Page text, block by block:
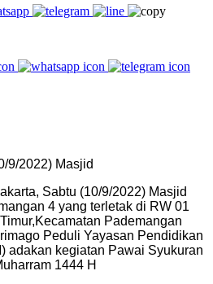
9/2022) Masjid
Sabtu (10/9/2022) Masjid
4 yang terletak di RW 01
Pademangan
Peduli Yayasan Pendidikan
adakan kegiatan Pawai Syukuran
1444 H